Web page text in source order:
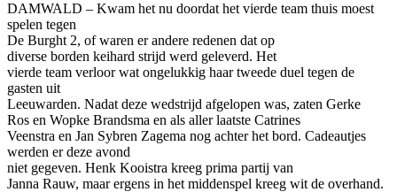
DAMWALD – Kwam het nu doordat het vierde team thuis moest
spelen tegen
De Burght2, of waren er andere redenen dat op
diverse borden keihard strijd werd geleverd. Het
vierde team verloor wat ongelukkig haar tweede duel tegen de
gasten uit
Leeuwarden. Nadat deze wedstrijd afgelopen was, zaten Gerke
Ros en Wopke Brandsma en als aller laatste Catrines
Veenstra en Jan Sybren Zagema nog achter het bord. Cadeautjes
werden er deze avond
niet gegeven. Henk Kooistra kreeg prima partij van
Janna Rauw, maar ergens in het middenspel kreeg wit de overhand.